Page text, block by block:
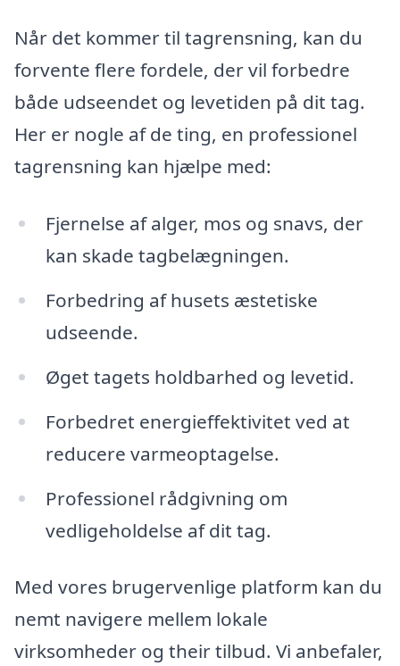
Når det kommer til tagrensning, kan du
forvente flere fordele, der vil forbedre
både udseendet og levetiden på dit tag.
Her er nogle af de ting, en professionel
tagrensning kan hjælpe med:
Fjernelse af alger, mos og snavs, der
kan skade tagbelægningen.
Forbedring af husets æstetiske
udseende.
Øget tagets holdbarhed og levetid.
Forbedret energieffektivitet ved at
reducere varmeoptagelse.
Professionel rådgivning om
vedligeholdelse af dit tag.
Med vores brugervenlige platform kan du
nemt navigere mellem lokale
virksomheder og their tilbud. Vi anbefaler,